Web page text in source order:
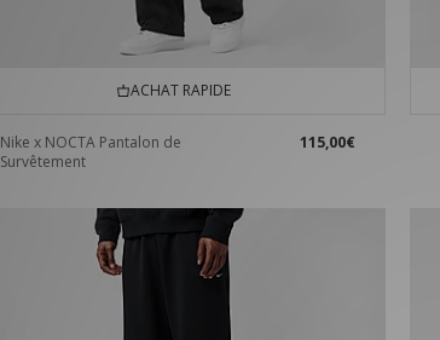
ACHAT RAPIDE
Nike x NOCTA Pantalon de
Survêtement
115,00€